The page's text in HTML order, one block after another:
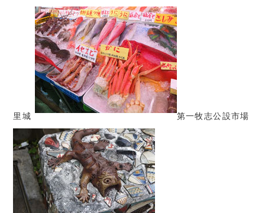
里城 第一牧志公設市場